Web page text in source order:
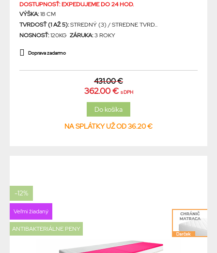
DOSTUPNOSŤ: EXPEDUJEME DO 24 HOD.
VÝŠKA:18 CM
TVRDOSŤ (1 AŽ 5):STREDNÝ (3) / STREDNE TVRD...
NOSNOSŤ:120KG ZÁRUKA:3 ROKY
Doprava zadarmo
431.00 €
362.00 € s DPH
NA SPLÁTKY UŽ OD 36.20 €
-12%
Veľmi žiadaný
ANTIBAKTERIÁLNE PENY